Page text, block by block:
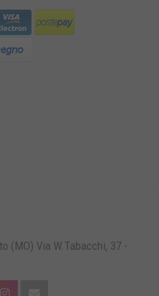
(MO) Via W.Tabacchi, 37 -